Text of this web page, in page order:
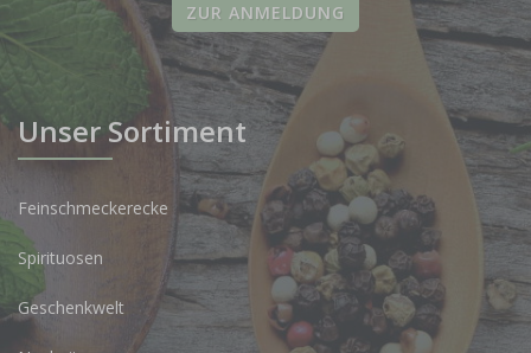
ZUR ANMELDUNG
Unser Sortiment
Feinschmeckerecke
Spirituosen
Geschenkwelt